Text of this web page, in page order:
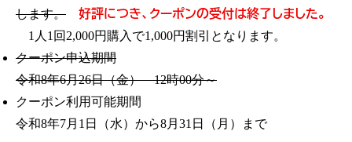
します。
好評につき、クーポンの受付は終了しました。
1人1回2,000円購入で1,000円割引となります。
クーポン申込期間
令和8年6月26日（金） 12時00分～
クーポン利用可能期間
令和8年7月1日（水）から8月31日（月）まで